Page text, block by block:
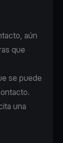
aún
que
se puede
una